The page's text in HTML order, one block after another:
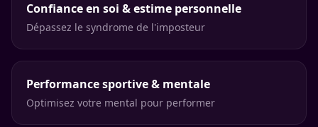
Confiance en soi & estime personnelle
Dépassez le syndrome de l'imposteur
Performance sportive & mentale
Optimisez votre mental pour performer